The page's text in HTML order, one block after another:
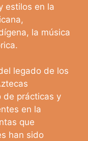
estilos en la
la música
legado de los
de prácticas y
en la
que
han sido